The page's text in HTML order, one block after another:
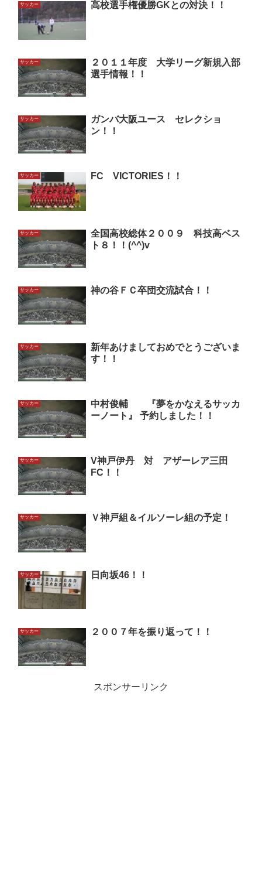
サッカー 高校選手権優勝GKとの対決！！
サッカー
２０１１年度 大学リーグ新規入部
選手情報！！
サッカー
ガンバ大阪ユース セレクショ
ン！！
サッカー FC VICTORIES！！
サッカー
全国高校総体２００９ 科技高ベス
ト８！！(^^)v
サッカー 神の谷ＦＣ卒団交流試合！！
サッカー
新年あけましておめでとうございま
す！！
サッカー
中村俊輔 『夢をかなえるサッカ
ーノート』 予約しました！！
サッカー
V神戸伊丹 対 アザーレア三田
FC！！
サッカー Ｖ神戸組＆イルソーレ組の予定！
サッカー 日向坂46！！
サッカー ２００７年を振り返って！！
スポンサーリンク